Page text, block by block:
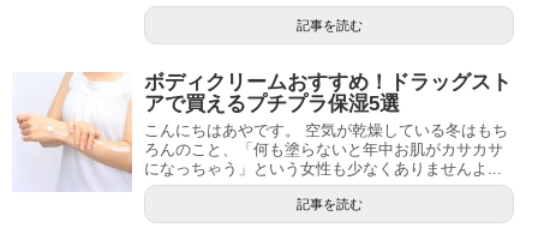
記事を読む
ボディクリームおすすめ！ドラッグスト
アで買えるプチプラ保湿5選
こんにちはあやです。 空気が乾燥している冬はもち
ろんのこと、「何も塗らないと年中お肌がカサカサ
になっちゃう」という女性も少なくありませんよ...
記事を読む